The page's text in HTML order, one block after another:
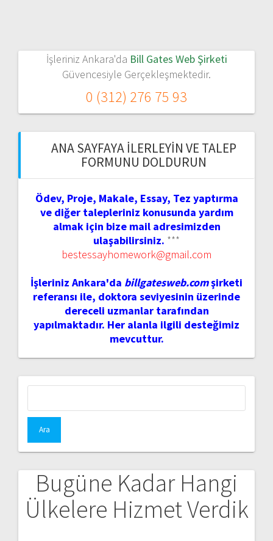
İşleriniz Ankara'da Bill Gates Web Şirketi
Güvencesiyle Gerçekleşmektedir.
0 (312) 276 75 93
ANA SAYFAYA İLERLEYIN VE TALEP
FORMUNU DOLDURUN
Ödev, Proje, Makale, Essay, Tez yaptırma
ve diğer talepleriniz konusunda yardım
almak için bize mail adresimizden
ulaşabilirsiniz. ***
bestessayhomework@gmail.com
İşleriniz Ankara'da billgatesweb.comşirketi
referansı ile, doktora seviyesinin üzerinde
dereceli uzmanlar tarafından
yapılmaktadır. Her alanla ilgili desteğimiz
mevcuttur.
Bugüne Kadar Hangi
Ülkelere Hizmet Verdik